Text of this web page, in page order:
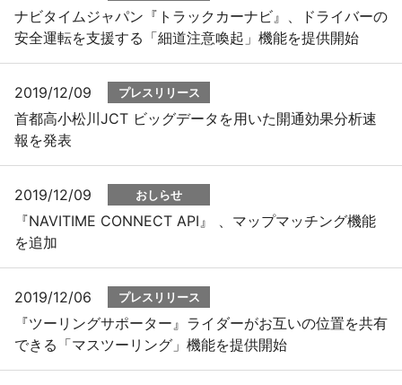
ナビタイムジャパン『トラックカーナビ』、ドライバーの
安全運転を支援する「細道注意喚起」機能を提供開始
2019/12/09 プレスリリース
首都高小松川JCT ビッグデータを用いた開通効果分析速
報を発表
2019/12/09 おしらせ
『NAVITIME CONNECT API』 、マップマッチング機能
を追加
2019/12/06 プレスリリース
『ツーリングサポーター』ライダーがお互いの位置を共有
できる「マスツーリング」機能を提供開始